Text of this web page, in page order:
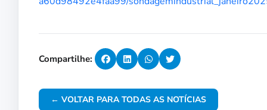
Compartilhe:
← VOLTAR PARA TODAS AS NOTÍCIAS